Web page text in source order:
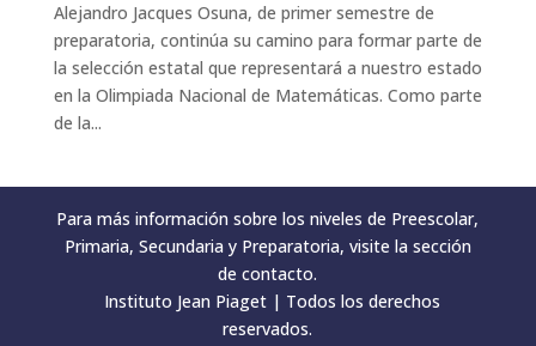
Alejandro Jacques Osuna, de primer semestre de
preparatoria, continúa su camino para formar parte de
la selección estatal que representará a nuestro estado
en la Olimpiada Nacional de Matemáticas. Como parte
de la...
Para más información sobre los niveles de Preescolar,
Primaria, Secundaria y Preparatoria, visite la sección
de contacto.
Instituto Jean Piaget | Todos los derechos
reservados.